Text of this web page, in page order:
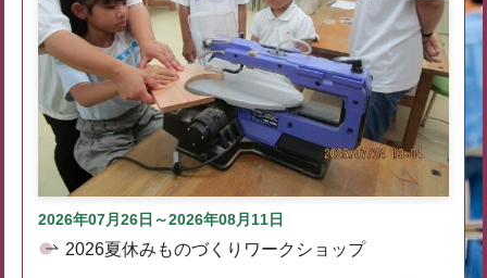
2026年07月26日～2026年08月11日
2026夏休みものづくりワークショップ